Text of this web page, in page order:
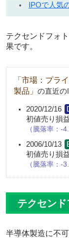
IPOで人気
テクセンドフォ
果です。
「市場：プラ
製品」 の直近の
2020/12/16
初値売り損
騰落率：-
2006/10/13
初値売り損
騰落率：-
テクセン
半導体製造に不